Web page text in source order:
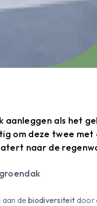
aanleggen als het
om deze twee
naar de
de biodiversiteit door